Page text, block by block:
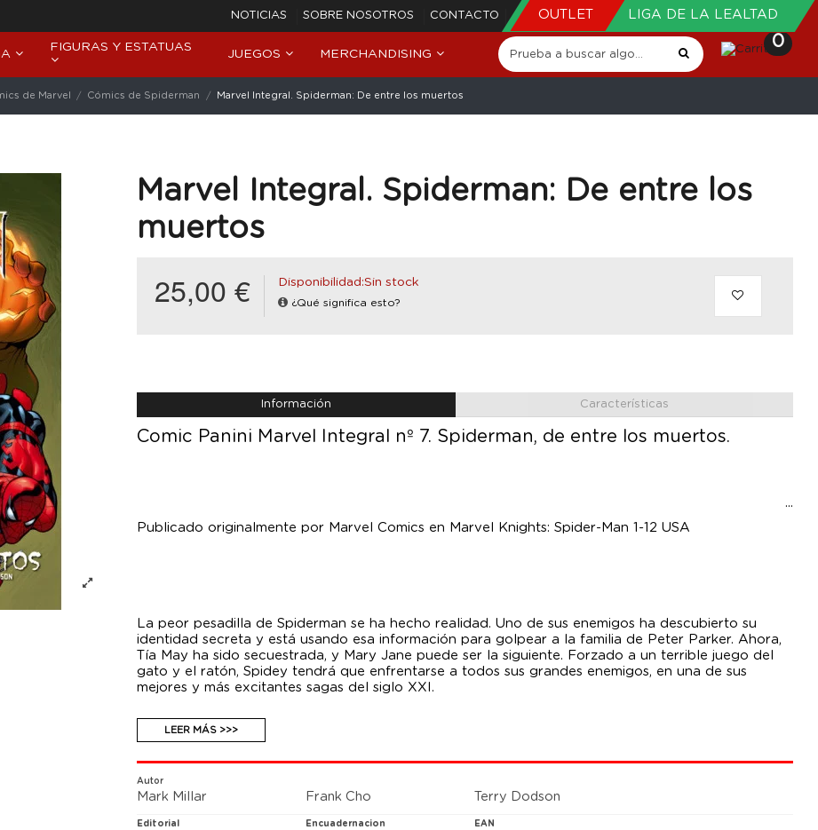
NOTICIAS SOBRE NOSOTROS CONTACTO OUTLET LIGA DE LA LEALTAD
FIGURAS Y ESTATUAS
JUEGOS MERCHANDISING
0
de Marvel Cómics de Spiderman Marvel Integral. Spiderman: De entre los muertos
Marvel Integral. Spiderman: De entre los
muertos
25,00 € Disponibilidad:Sin stock
¿Qué significa esto?
Información Características
Comic Panini Marvel Integral nº 7. Spiderman, de entre los muertos.
Publicado originalmente por Marvel Comics en Marvel Knights: Spider-Man 1-12 USA
La peor pesadilla de Spiderman se ha hecho realidad. Uno de sus enemigos ha descubierto su
identidad secreta y está usando esa información para golpear a la familia de Peter Parker. Ahora,
Tía May ha sido secuestrada, y Mary Jane puede ser la siguiente. Forzado a un terrible juego del
gato y el ratón, Spidey tendrá que enfrentarse a todos sus grandes enemigos, en una de sus
mejores y más excitantes sagas del siglo XXI.
LEER MÁS >>>
Autor
Mark Millar Frank Cho Terry Dodson
Editorial Encuadernacion EAN